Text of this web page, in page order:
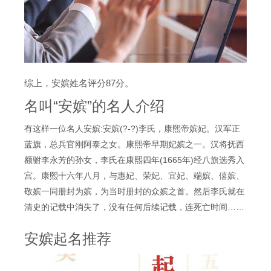
综上，安嫔姓名评分87分。
名叫“安嫔”的名人介绍
有这样一位名人安嫔:安嫔(?-?)李氏，康熙帝嫔妃。汉军正
蓝旗，总兵官刚阿泰之女。康熙帝早期妃嫔之一。汉将抚西
额驸李永芳的孙女，李氏在康熙四年(1665年)经八旗选秀入
宫。康熙十六年八月，与惠妃、荣妃、宜妃、端嫔、僖嫔、
敬嫔一同册封为嫔，为当时册封的众嫔之首。然后李氏就在
清史的记载中消失了，没有任何后续记载，连死亡时间……
安嫔起名推荐